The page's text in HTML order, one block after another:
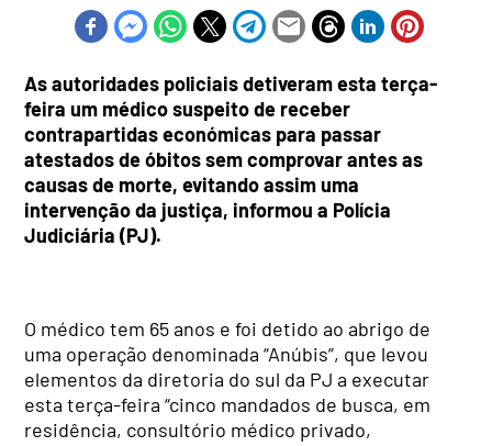
As autoridades policiais detiveram esta terça-
feira um médico suspeito de receber
contrapartidas económicas para passar
atestados de óbitos sem comprovar antes as
causas de morte, evitando assim uma
intervenção da justiça, informou a Polícia
Judiciária (PJ).
O médico tem 65 anos e foi detido ao abrigo de
uma operação denominada “Anúbis”, que levou
elementos da diretoria do sul da PJ a executar
esta terça-feira “cinco mandados de busca, em
residência, consultório médico privado,